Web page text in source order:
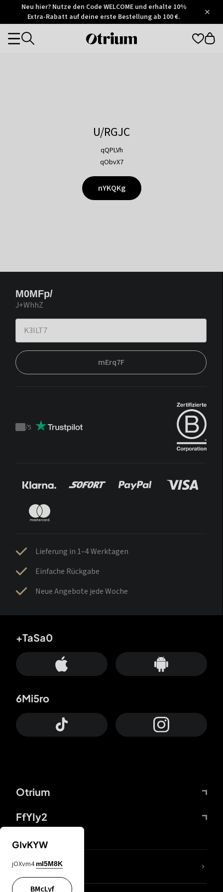
Otrium
Trustpilot
Neu hier? Nutze den Code WELCOME und erhalte 10%
Extra-Rabatt auf deine erste Bestellung ab 100 €.
Otrium
Categories
U/RGJC
qQPLVh
qObvX7
nYKQKg
M0MFp/
J+WhhZ
mErq7F
Trustpilot
/5
Lieferung in 1–4 Werktagen
Einfache Rückgabe
Neue Angebote jede Woche
Otrium
FfYIy2
+TaSa0
6Mi5ro
DDcvSo
GIvKYW
jOXvm4 mI5M8K
BMcLyf